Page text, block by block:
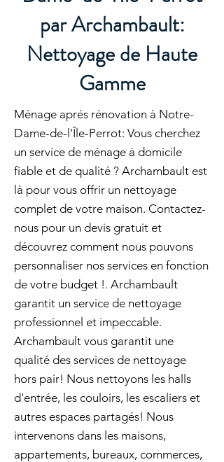
par Archambault:
Nettoyage de Haute
Gamme
Ménage aprés rénovation à Notre-
Dame-de-l'Île-Perrot: Vous cherchez
un service de ménage à domicile
fiable et de qualité ? Archambault est
là pour vous offrir un nettoyage
complet de votre maison. Contactez-
nous pour un devis gratuit et
découvrez comment nous pouvons
personnaliser nos services en fonction
de votre budget !. Archambault
garantit un service de nettoyage
professionnel et impeccable.
Archambault vous garantit une
qualité des services de nettoyage
hors pair! Nous nettoyons les halls
d'entrée, les couloirs, les escaliers et
autres espaces partagés! Nous
intervenons dans les maisons,
appartements, bureaux, commerces,